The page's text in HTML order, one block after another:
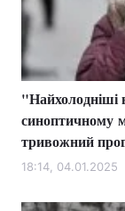
синоптичному
тривожний
18:14, 04.01.2025